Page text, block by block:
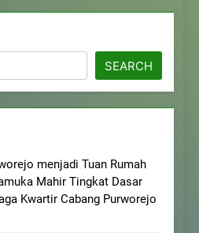
SEARCH
menjadi Tuan Rumah
Mahir Tingkat Dasar
Kwartir Cabang Purworejo